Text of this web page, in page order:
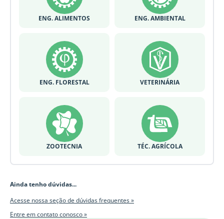
ENG. ALIMENTOS ENG. AMBIENTAL
ENG. FLORESTAL VETERINÁRIA
ZOOTECNIA TÉC. AGRÍCOLA
Ainda tenho dúvidas...
Acesse nossa seção de dúvidas frequentes »
Entre em contato conosco »